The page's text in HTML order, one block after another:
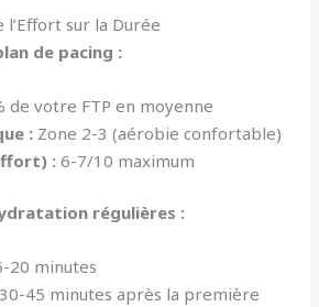
l’Effort sur la Durée
de pacing :
de votre FTP en moyenne
: Zone 2-3 (aérobie confortable)
: 6-7/10 maximum
régulières :
20 minutes
45 minutes après la première